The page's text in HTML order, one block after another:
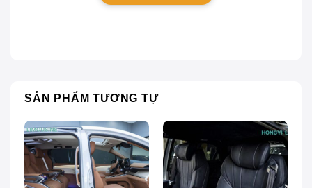
sang các nước châu Âu cùng nhiều quốc gia khác.
nâng cấp thay đổi ghế và không gian nội thất thêm
đẹp và tiện nghi hơn với hàng loạt các tính năng mà
xe chưa có. Cùng PROAUTO.VN tham khảo các
mẫu ghế và các hạng mục cho xe Palisade độ
SẢN PHẨM TƯƠNG TỰ